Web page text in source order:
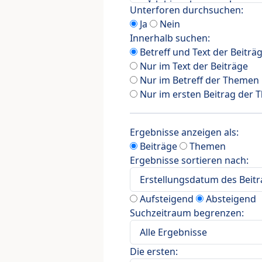
Unterforen durchsuchen:
Ja
Nein
Innerhalb suchen:
Betreff und Text der
Nur im Text der Beiträge
Nur im Betreff der Themen
Nur im ersten Beitrag der
Ergebnisse anzeigen als:
Beiträge
Themen
Ergebnisse sortieren nach:
Aufsteigend
Absteigend
Suchzeitraum begrenzen:
Die ersten: